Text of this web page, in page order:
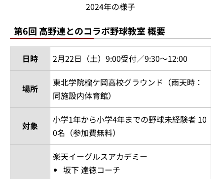
2024年の様子
第6回 高野連とのコラボ野球教室 概要
日時 2月22日（土）9:00受付／9:30～12:00
場所
東北学院榴ケ岡高校グラウンド（雨天時：
同施設内体育館）
対象
小学1年から小学4年までの野球未経験者 10
0名（参加費無料）
楽天イーグルスアカデミー
坂下 達徳コーチ